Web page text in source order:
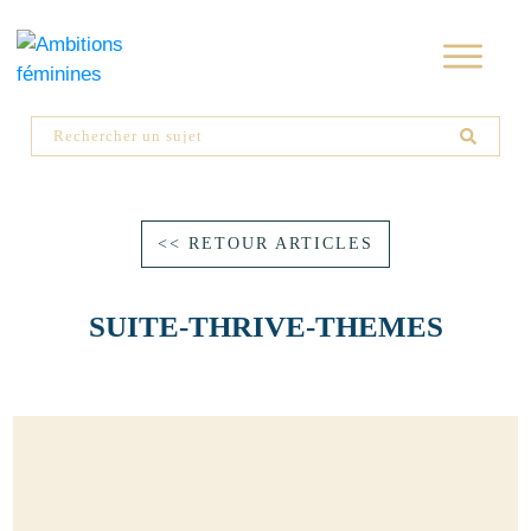
<< RETOUR ARTICLES
SUITE-THRIVE-THEMES